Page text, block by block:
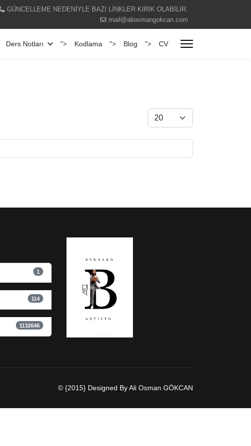
GÜNCELLEME NEDENİYLE BAZI LİNKLER KIRIK OLABİLİR.
mail@aliosmangokcan.com
Ders Notları "> Kodlama "> Blog "> CV
Göster #
1
114
1132646
© {2015} Designed By Ali Osman GÖKCAN